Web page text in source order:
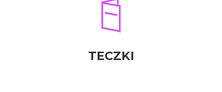
TECZKI